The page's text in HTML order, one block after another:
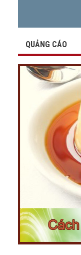
QUẢNG CÁO